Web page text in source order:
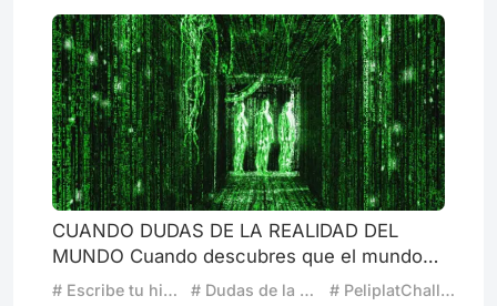
CUANDO DUDAS DE LA REALIDAD DEL
MUNDO Cuando descubres que el mundo
nunca fue real: The Matrix ¿Alguna vez has
# Escribe tu historia: Cuando dudas de la realidad del mundo # Dudas de la Realidad # PeliplatChallenge